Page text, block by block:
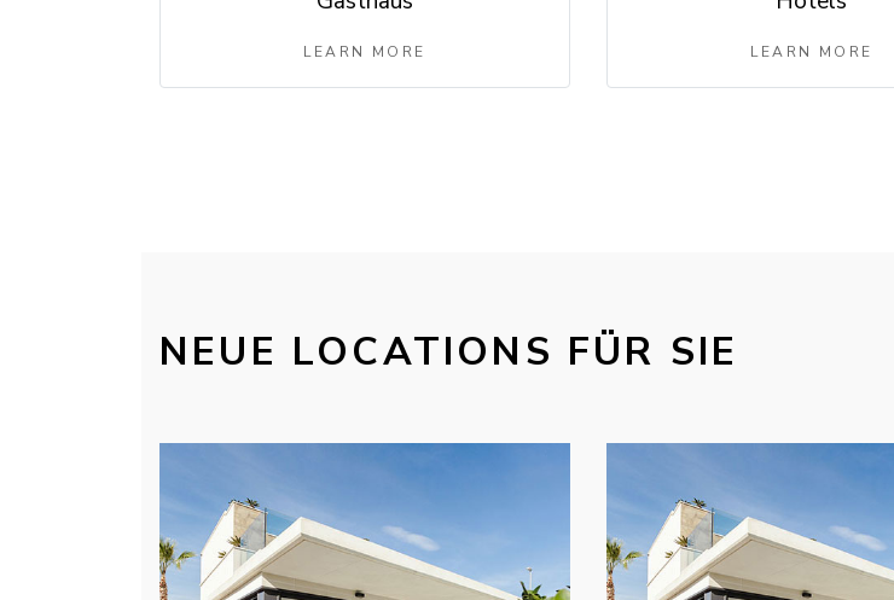
LEARN MORE LEARN MORE
NEUE LOCATIONS FÜR SIE